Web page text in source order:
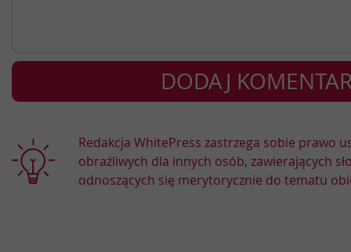
Redakcja WhitePress zastrzega sobie prawo
obraźliwych dla innych osób, zawierających
odnoszących się merytorycznie do tematu